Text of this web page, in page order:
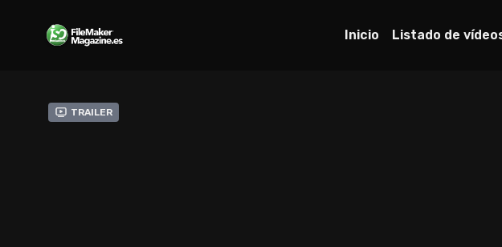
Inicio Listado de
Trailer